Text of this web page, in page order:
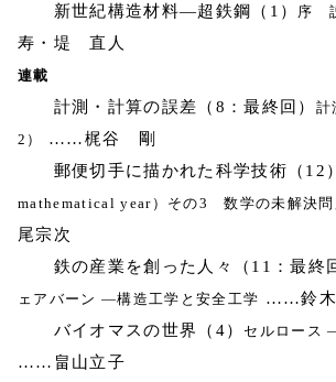
新世紀構造材料―超鉄鋼（1） 序
寿・堤 直人
連載
計測・計算の誤差（8：最終回） 計
2）
……梶谷 剛
郵便切手に描かれた科学技術（12
mathematical year）その3 数学の未解決問
尾宗次
鉄の産業を創った人々（11：最終
ェアバーン ―構造工学と安全工学 ……鈴木
バイオマスの世界（4） セルロース
……畠山立子